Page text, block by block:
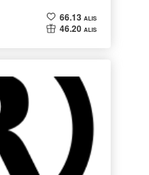
66.13 ALIS
46.20 ALIS